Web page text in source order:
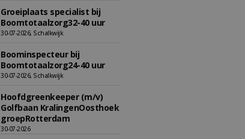
Groeiplaats specialist bij
Boomtotaalzorg32-40 uur
30-07-2026, Schalkwijk
Boominspecteur bij
Boomtotaalzorg24-40 uur
30-07-2026, Schalkwijk
Hoofdgreenkeeper (m/v)
Golfbaan KralingenOosthoek
groepRotterdam
30-07-2026